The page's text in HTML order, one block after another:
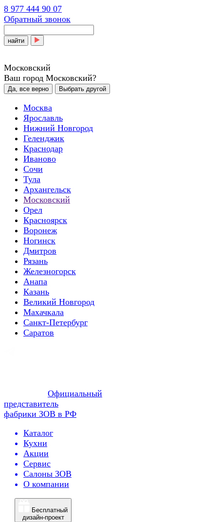
8 977 444 90 07
Обратный звонок
найти
Московский
Ваш город Московский?
Да, все верно Выбрать другой
Москва
Ярославль
Нижний Новгород
Геленджик
Краснодар
Иваново
Сочи
Тула
Архангельск
Московский
Орел
Красноярск
Воронеж
Ногинск
Дмитров
Рязань
Железногорск
Анапа
Казань
Великий Новгород
Махачкала
Санкт-Петербург
Саратов
Официальный
представитель
фабрики ЗОВ в РФ
Каталог
Кухни
Акции
Сервис
Салоны ЗОВ
О компании
Бесплатный
дизайн-проект